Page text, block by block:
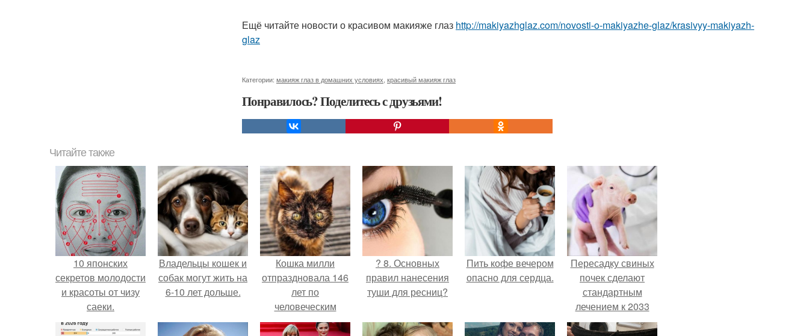
Ещё читайте новости о красивом макияже глаз http://makiyazhglaz.com/novosti-o-makiyazhe-glaz/krasivyy-makiyazh-
glaz
Категории: макияж глаз в домашних условиях красивый макияж глаз
Понравилось? Поделитесь с друзьями!
Читайте также
10 японских
секретов молодости
и красоты от чизу
саеки.
Владельцы кошек и
собак могут жить на
6-10 лет дольше.
Кошка милли
отпраздновала 146
лет по
человеческим
Меркам и
? 8. Основных
правил нанесения
туши для ресниц?
Пить кофе вечером
опасно для сердца.
Пересадку свиных
почек сделают
стандартным
лечением к 2033
году в Японии.